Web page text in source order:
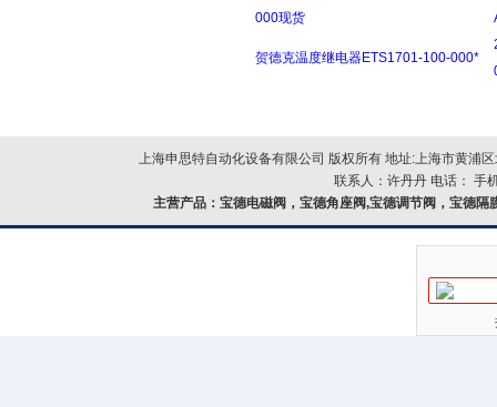
000现货
贺德克温度继电器ETS1701-100-000*
上海申思特自动化设备有限公司 版权所有 地址:上海市黄浦
联系人：许丹丹 电话： 手
主营产品：宝德电磁阀，宝德角座阀,宝德调节阀，宝德